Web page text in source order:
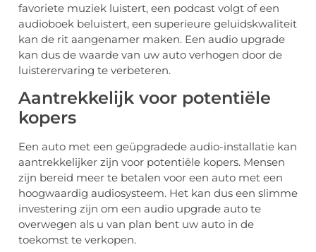
favoriete muziek luistert, een podcast volgt of een
audioboek beluistert, een superieure geluidskwaliteit
kan de rit aangenamer maken. Een audio upgrade
kan dus de waarde van uw auto verhogen door de
luisterervaring te verbeteren.
Aantrekkelijk voor potentiële
kopers
Een auto met een geüpgradede audio-installatie kan
aantrekkelijker zijn voor potentiële kopers. Mensen
zijn bereid meer te betalen voor een auto met een
hoogwaardig audiosysteem. Het kan dus een slimme
investering zijn om een audio upgrade auto te
overwegen als u van plan bent uw auto in de
toekomst te verkopen.